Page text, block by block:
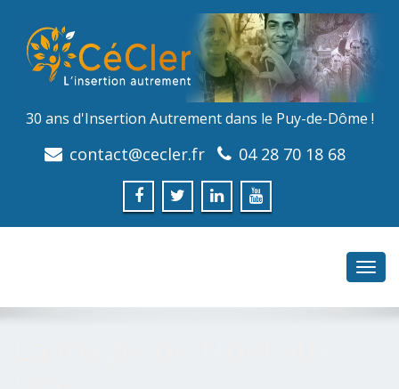
30 ans d'Insertion Autrement dans le Puy-de-Dôme !
contact@cecler.fr 04 28 70 18 68